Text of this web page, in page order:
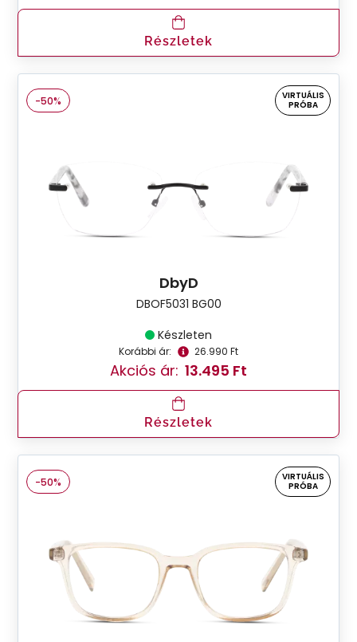
Részletek
-50%
VIRTUÁLIS
PRÓBA
DbyD
DBOF5031 BG00
Készleten
Korábbi ár: 26.990 Ft
Akciós ár: 13.495 Ft
Részletek
-50%
VIRTUÁLIS
PRÓBA